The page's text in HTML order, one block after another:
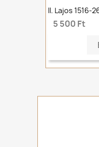
II. Lajos 1516-
5 500 Ft